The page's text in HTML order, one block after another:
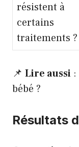
résistent à
certains
traitements ?
📌 Lire aussi :
bébé ?
Résultats